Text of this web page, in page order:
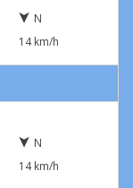
N
14 km/h
N
14 km/h